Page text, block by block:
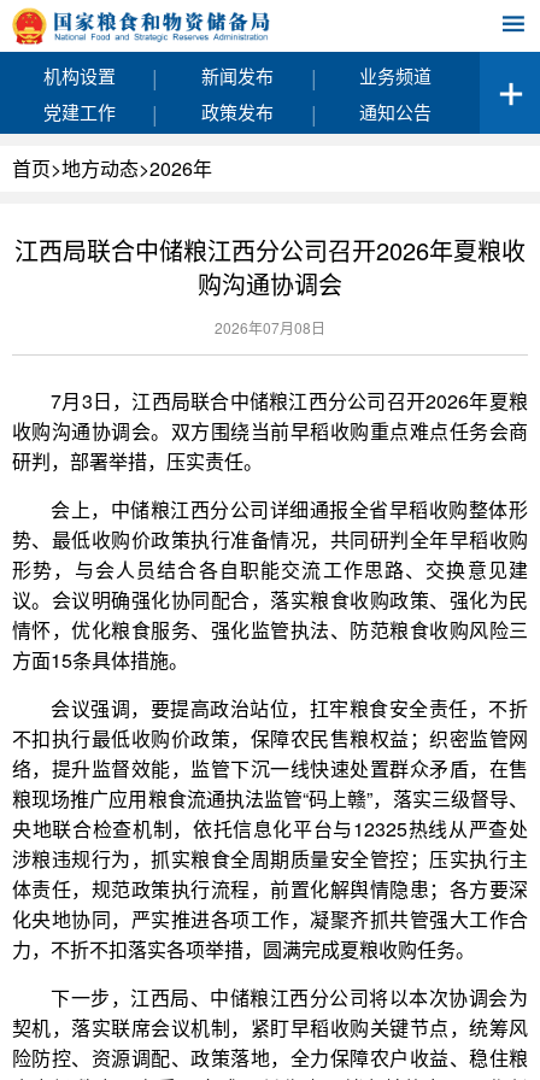
机构设置 | 新闻发布 |
业务频道
党建工作
| 政策发布 | 通知公告
首页>地方动态>2026年
江西局联合中储粮江西分公司召开2026年夏粮收
购沟通协调会
2026年07月08日
7月3日，江西局联合中储粮江西分公司召开2026年夏粮
收购沟通协调会。双方围绕当前早稻收购重点难点任务会商
研判，部署举措，压实责任。
会上，中储粮江西分公司详细通报全省早稻收购整体形
势、最低收购价政策执行准备情况，共同研判全年早稻收购
形势，与会人员结合各自职能交流工作思路、交换意见建
议。会议明确强化协同配合，落实粮食收购政策、强化为民
情怀，优化粮食服务、强化监管执法、防范粮食收购风险三
方面15条具体措施。
会议强调，要提高政治站位，扛牢粮食安全责任，不折
不扣执行最低收购价政策，保障农民售粮权益；织密监管网
络，提升监督效能，监管下沉一线快速处置群众矛盾，在售
粮现场推广应用粮食流通执法监管“码上赣”，落实三级督导、
央地联合检查机制，依托信息化平台与12325热线从严查处
涉粮违规行为，抓实粮食全周期质量安全管控；压实执行主
体责任，规范政策执行流程，前置化解舆情隐患；各方要深
化央地协同，严实推进各项工作，凝聚齐抓共管强大工作合
力，不折不扣落实各项举措，圆满完成夏粮收购任务。
下一步，江西局、中储粮江西分公司将以本次协调会为
契机，落实联席会议机制，紧盯早稻收购关键节点，统筹风
险防控、资源调配、政策落地，全力保障农户收益、稳住粮